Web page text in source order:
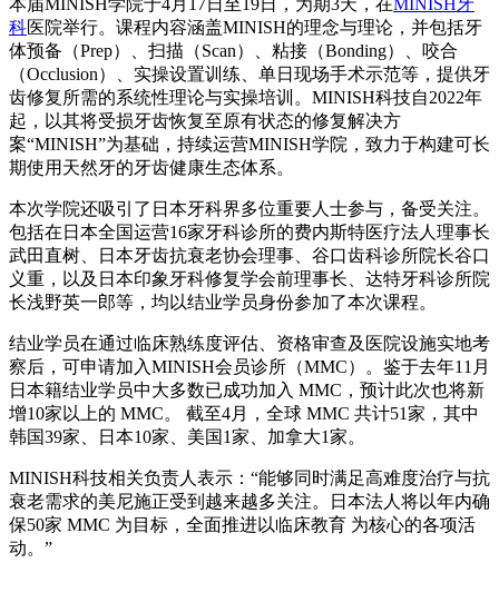
本届 MINISH学院于4月17日至19日， 为期3天，在 MINISH牙
科医院举行。 课程内容涵盖MINISH的理念与理论 ， 并包括牙
体预备 （Prep）、 扫描（Scan）、粘接（Bonding）、咬合
（Occlusion）、 实操设置训练 单日 现场手术示范等，提供牙
齿修复 所需的系统性理论与实操培训 。 MINISH科技自2022年
起，以其将受损牙齿恢复至原有状态的修复解决方
案“MINISH”为基础 ，持续运营MINISH学院，致力于构建可长
期使用天然牙的牙齿健康生态体系。
本次学院还吸引了日本牙科界多位重要人士参与 ， 备受关注。
包括在日本全国运营16家牙科诊所的费内斯特医疗法人理事长
武田直树 、日本牙齿抗衰老协会理事、谷口齿科诊所院长谷口
义重，以及日本印象牙科修复学会前理事长 达特牙科诊所院
长浅野英一郎等，均以结业学员身份参加了本次课程。
结业学员在通过临床熟练度评估、 资格审查及 医院设施实地考
察后，可申请加入MINISH会员诊所（MMC）。 鉴于去年11月
日本籍结业学员中大多数已成功加入 MMC， 预计此次也将新
增10家以上的 MMC。 截至4月，全球 MMC 共计51家，其中
韩国39家、日本10家、美国1家、加拿大1家。
MINISH科技相关负责人表示： “能够同 时满足高难度治疗与抗
衰老需求的美尼施正受到越来越多关注。日本法人 将以年内确
保50家 MMC 为 目 标 ，全面推进以临床教育 为核心的各项活
动。 ”